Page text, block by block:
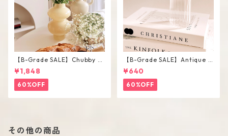
【B-Grade SALE】Chubby V
ase / M
¥1,848
60%OFF
【B-Grade SALE】Antique F
lower Vase #C
¥640
60%OFF
その他の商品